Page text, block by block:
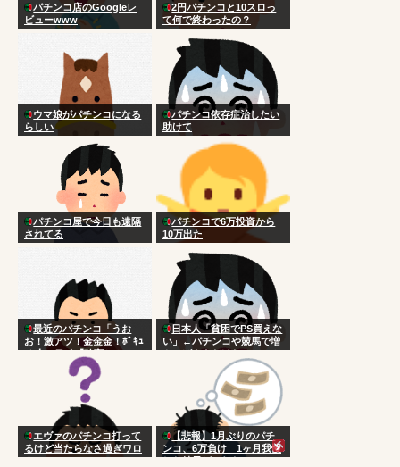
パチンコ店のGoogleレ
ビューwww
2円パチンコと10スロっ
て何で終わったの？
ウマ娘がパチンコになる
らしい
パチンコ依存症治したい
助けて
パチンコ屋で今日も遠隔
されてる
パチンコで6万投資から
10万出た
最近のパチンコ「うお
お！激アツ！金金金！ﾎﾟｷｭ
ｰﾝ！」ワイ「確変か？」
日本人「貧困でPS買えな
い」←パチンコや競馬で増
やせばええだけなのにアホ
エヴァのパチンコ打って
るけど当たらなさ過ぎワロ
タ
【悲報】1月ぶりのパチ
ンコ、6万負け 1ヶ月我慢
した結果がこれなのか？